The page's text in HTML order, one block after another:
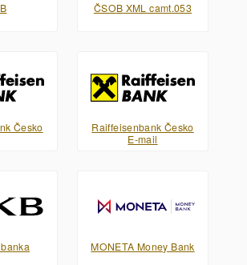
ČSOB XML camt.053
Česko
Raiffeisenbank Česko
E-mail
MONETA Money Bank